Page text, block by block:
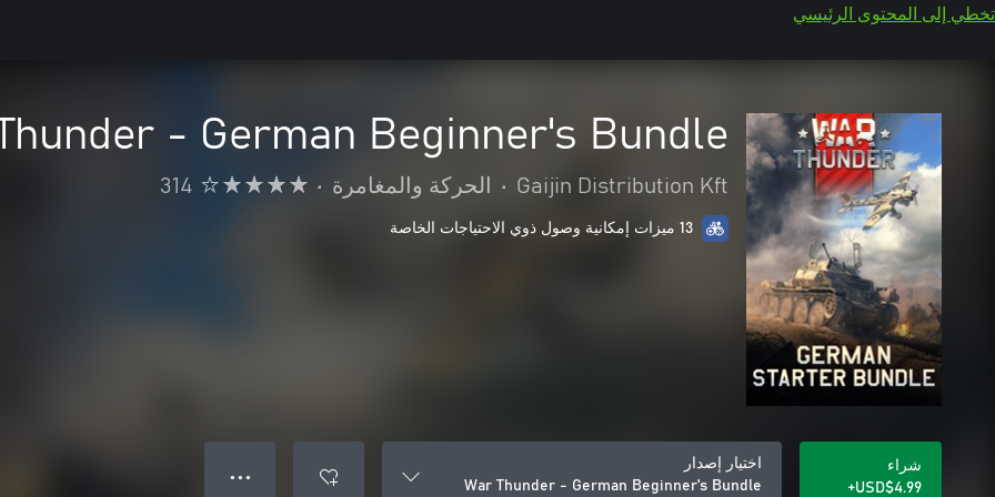
تخطي إلى المحتوى الرئيسي
- German Beginner's Bundle
Gaijin Distribution Kft
• الحركة والمغامرة •
314
13 ميزات إمكانية وصول ذوي الاحتياجات الخاصة
شراء
USD$4.99+
اختيار إصدار
War Thunder - German Beginner's Bundle
● ● ●